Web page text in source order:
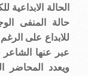
الحالة
حالة المنفى
للابداع على
عبر عنها الشاعر
ويعدد المحاضر